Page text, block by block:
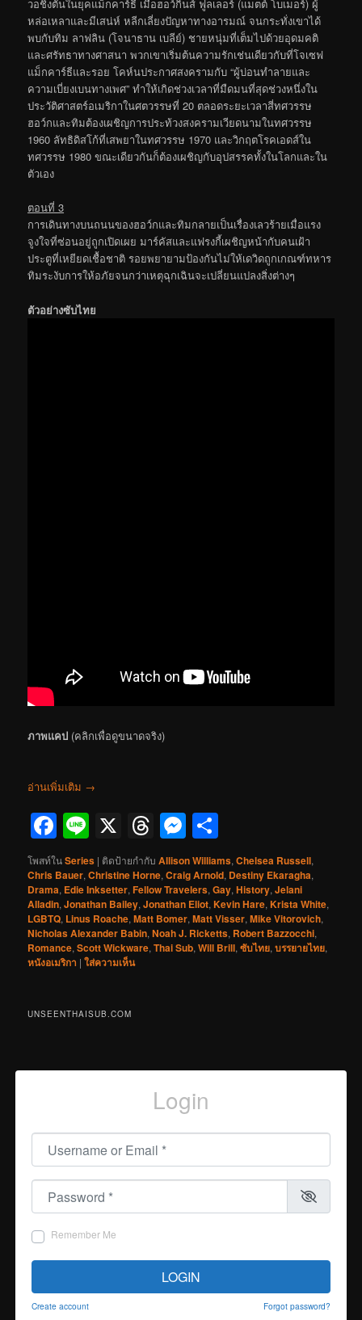
วอชิงตันในยุคแม็กคาร์ธี เมื่อฮอว์กินส์ ฟูลเลอร์ (แมตต์ โบเมอร์) ผู้
หล่อเหลาและมีเสน่ห์ หลีกเลี่ยงปัญหาทางอารมณ์ จนกระทั่งเขาได้
พบกับทิม ลาฟลิน (โจนาธาน เบลีย์) ชายหนุ่มที่เต็มไปด้วยอุดมคติ
และศรัทธาทางศาสนา พวกเขาเริ่มต้นความรักเช่นเดียวกับที่โจเซฟ
แม็กคาร์ธีและรอย โคห์นประกาศสงครามกับ “ผู้บ่อนทำลายและ
ความเบี่ยงเบนทางเพศ” ทำให้เกิดช่วงเวลาที่มืดมนที่สุดช่วงหนึ่งใน
ประวัติศาสตร์อเมริกาในศตวรรษที่ 20 ตลอดระยะเวลาสี่ทศวรรษ
ฮอว์กและทิมต้องเผชิญการประท้วงสงครามเวียดนามในทศวรรษ
1960 ลัทธิดิสโก้ที่เสพยาในทศวรรษ 1970 และวิกฤตโรคเอดส์ใน
ทศวรรษ 1980 ขณะเดียวกันก็ต้องเผชิญกับอุปสรรคทั้งในโลกและใน
ตัวเอง
ตอนที่ 3
การเดินทางบนถนนของฮอว์กและทิมกลายเป็นเรื่องเลวร้ายเมื่อแรง
จูงใจที่ซ่อนอยู่ถูกเปิดเผย มาร์คัสและแฟรงกี้เผชิญหน้ากับคนเฝ้า
ประตูที่เหยียดเชื้อชาติ รอยพยายามป้องกันไม่ให้เดวิดถูกเกณฑ์ทหาร
ทิมระงับการให้อภัยจนกว่าเหตุฉุกเฉินจะเปลี่ยนแปลงสิ่งต่างๆ
ตัวอย่างซับไทย
ภาพแคป (คลิกเพื่อดูขนาดจริง)
อ่านเพิ่มเติม →
Facebook
Line
X Threads
Messenger
โพสท์ในSeries | ติดป้ายกำกับ Allison Williams,Chelsea Russell,
Chris Bauer,Christine Horne,Craig Arnold, Destiny Ekaragha,
Drama, Edie Inksetter,Fellow Travelers,Gay,History,Jelani
Alladin,Jonathan Bailey,Jonathan Eliot,Kevin Hare,Krista White,
LGBTQ, Linus Roache,Matt Bomer,Matt Visser,Mike Vitorovich,
Nicholas Alexander Babin,Noah J. Ricketts, Robert Bazzocchi,
Romance,Scott Wickware,Thai Sub,Will Brill,ซับไทย,บรรยายไทย,
หนังอเมริกา |ใส่ความเห็น
UNSEENTHAISUB.COM
Login
Username or Email
Password
Remember Me
LOGIN
Create account Forgot password?